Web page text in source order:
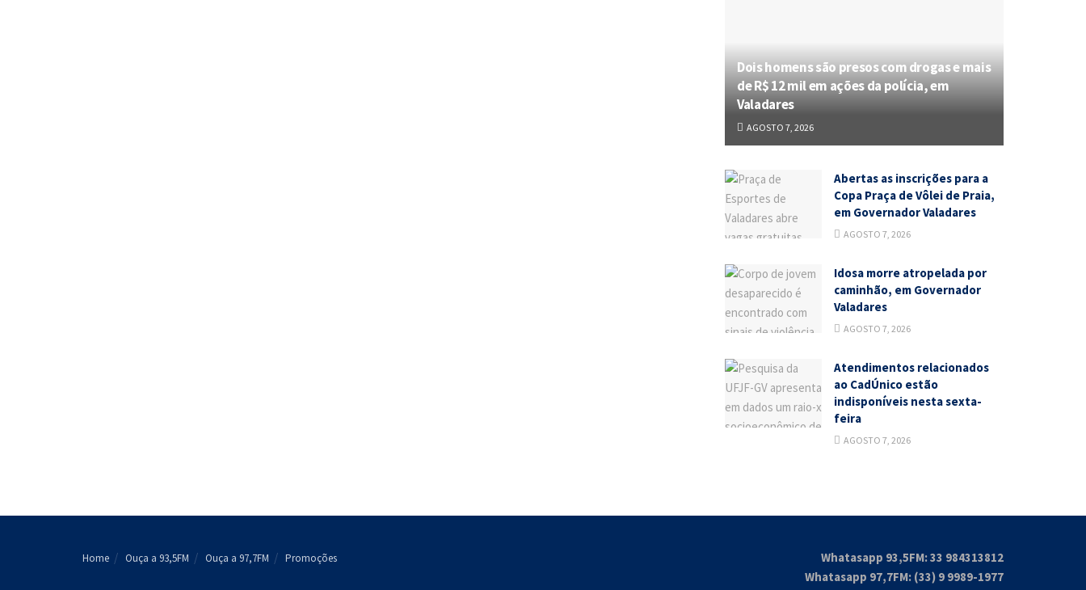
Dois homens são presos com drogas e mais
de R$ 12 mil em ações da polícia, em
Valadares
AGOSTO 7, 2026
Abertas as inscrições para a
Copa Praça de Vôlei de Praia,
em Governador Valadares
AGOSTO 7, 2026
Idosa morre atropelada por
caminhão, em Governador
Valadares
AGOSTO 7, 2026
Atendimentos relacionados
ao CadÚnico estão
indisponíveis nesta sexta-
feira
AGOSTO 7, 2026
Home Ouça a 93,5FM Ouça a 97,7FM Promoções
Whatasapp 93,5FM: 33 984313812
Whatasapp 97,7FM: (33) 9 9989-1977